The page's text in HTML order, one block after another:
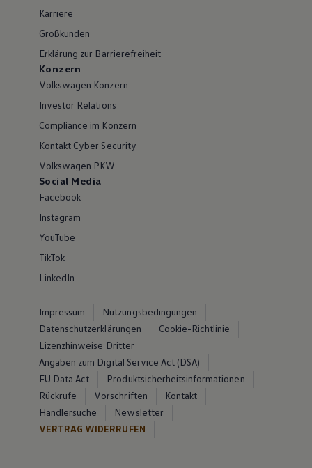
Karriere
Großkunden
Erklärung zur Barrierefreiheit
Konzern
Volkswagen Konzern
Investor Relations
Compliance im Konzern
Kontakt Cyber Security
Volkswagen PKW
Social Media
Facebook
Instagram
YouTube
TikTok
LinkedIn
Impressum
Nutzungsbedingungen
Datenschutzerklärungen
Cookie-Richtlinie
Lizenzhinweise Dritter
Angaben zum Digital Service Act (DSA)
EU Data Act
Produktsicherheitsinformationen
Rückrufe
Vorschriften
Kontakt
Händlersuche
Newsletter
VERTRAG WIDERRUFEN